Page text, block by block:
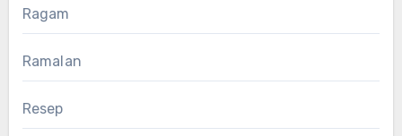
Ragam
Ramalan
Resep